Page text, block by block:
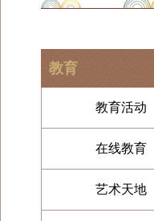
教育
教育活动
在线教育
艺术天地